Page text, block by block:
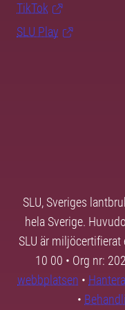
TikTok
SLU Play
SLU, Sveriges
hela Sverige.
SLU är
10 00 • Org nr:
webbplatsen •
•